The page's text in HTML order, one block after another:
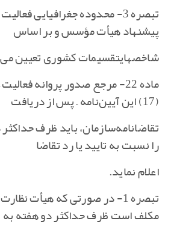
تبصره 3- محدوده جغرافیایی
پیشنهاد هیأت مؤسس و بر اساس
شاخصهایتقسیمات کشوری تعیین
ماده 22- مرجع صدور پروانه
(17) این آیین‌نامه – پس از دریافت
تقاضانامه‌سازمان‌، باید ظرف
را نسبت به تایید یا رد تقاضا
اعلام نماید.
تبصره 1- در صورتی که هیأت
مکلف است ظرف حداکثر دو هفته به